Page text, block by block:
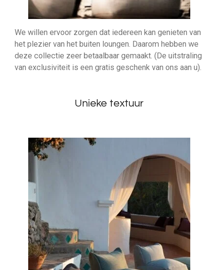
We willen ervoor zorgen dat iedereen kan genieten van
het plezier van het buiten loungen. Daarom hebben we
deze collectie zeer betaalbaar gemaakt. (De uitstraling
van exclusiviteit is een gratis geschenk van ons aan u).
Unieke textuur